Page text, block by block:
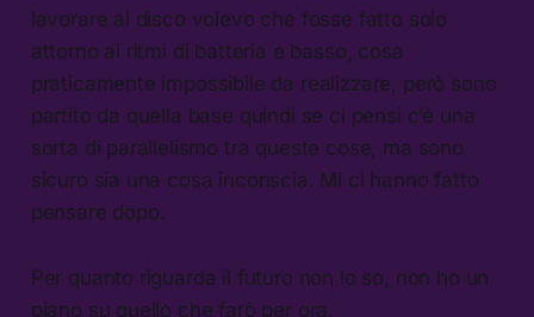
lavorare al disco volevo che fosse fatto solo
attorno ai ritmi di batteria e basso, cosa
praticamente impossibile da realizzare, però sono
partito da quella base quindi se ci pensi c’è una
sorta di parallelismo tra queste cose, ma sono
sicuro sia una cosa inconscia. Mi ci hanno fatto
pensare dopo.
Per quanto riguarda il futuro non lo so, non ho un
piano su quello che farò per ora.